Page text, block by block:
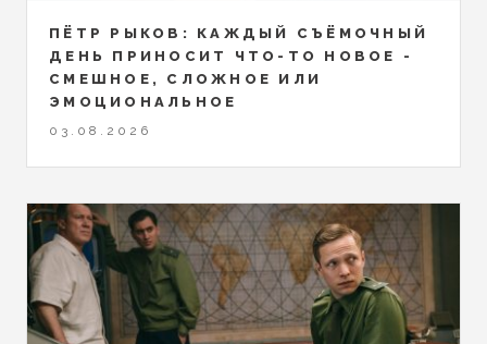
ПЁТР РЫКОВ: КАЖДЫЙ СЪЁМОЧНЫЙ
ДЕНЬ ПРИНОСИТ ЧТО-ТО НОВОЕ -
СМЕШНОЕ, СЛОЖНОЕ ИЛИ
ЭМОЦИОНАЛЬНОЕ
03.08.2026